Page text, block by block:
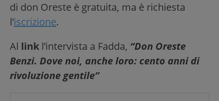
di don Oreste è gratuita, ma è richiesta
l’iscrizione.
Al link l’intervista a Fadda, “Don Oreste
Benzi. Dove noi, anche loro: cento anni di
rivoluzione gentile”